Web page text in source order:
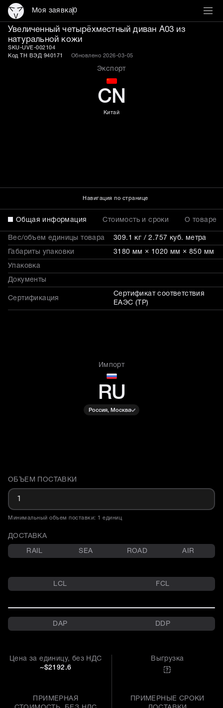
Моя заявка0
Четырёхместный
Увеличенный четырёхместный диван A03 из
натуральной кожи
SKU-UVE-002104
Код ТН ВЭД 940171
Обновлено 2026-03-05
Экспорт
CN
Китай
Навигация по странице
Общая информация Стоимость и сроки О товаре
Вес/объем единицы товара 309.1 кг / 2.757 куб. метра
Габариты упаковки 3180 мм × 1020 мм × 850 мм
Упаковка
Документы
Сертификация
Сертификат соответствия
ЕАЭС (ТР)
Импорт
RU
Россия, Москва
Доставка и объем поставки
ОБЪЕМ ПОСТАВКИ
Минимальный объем поставки: 1 единиц
ДОСТАВКА
RAIL SEA ROAD AIR
LCL FCL
DAP DDP
Цена за единицу, без НДС
~$2192.6
ПРИМЕРНАЯ
Выгрузка
ПРИМЕРНЫЕ СРОКИ